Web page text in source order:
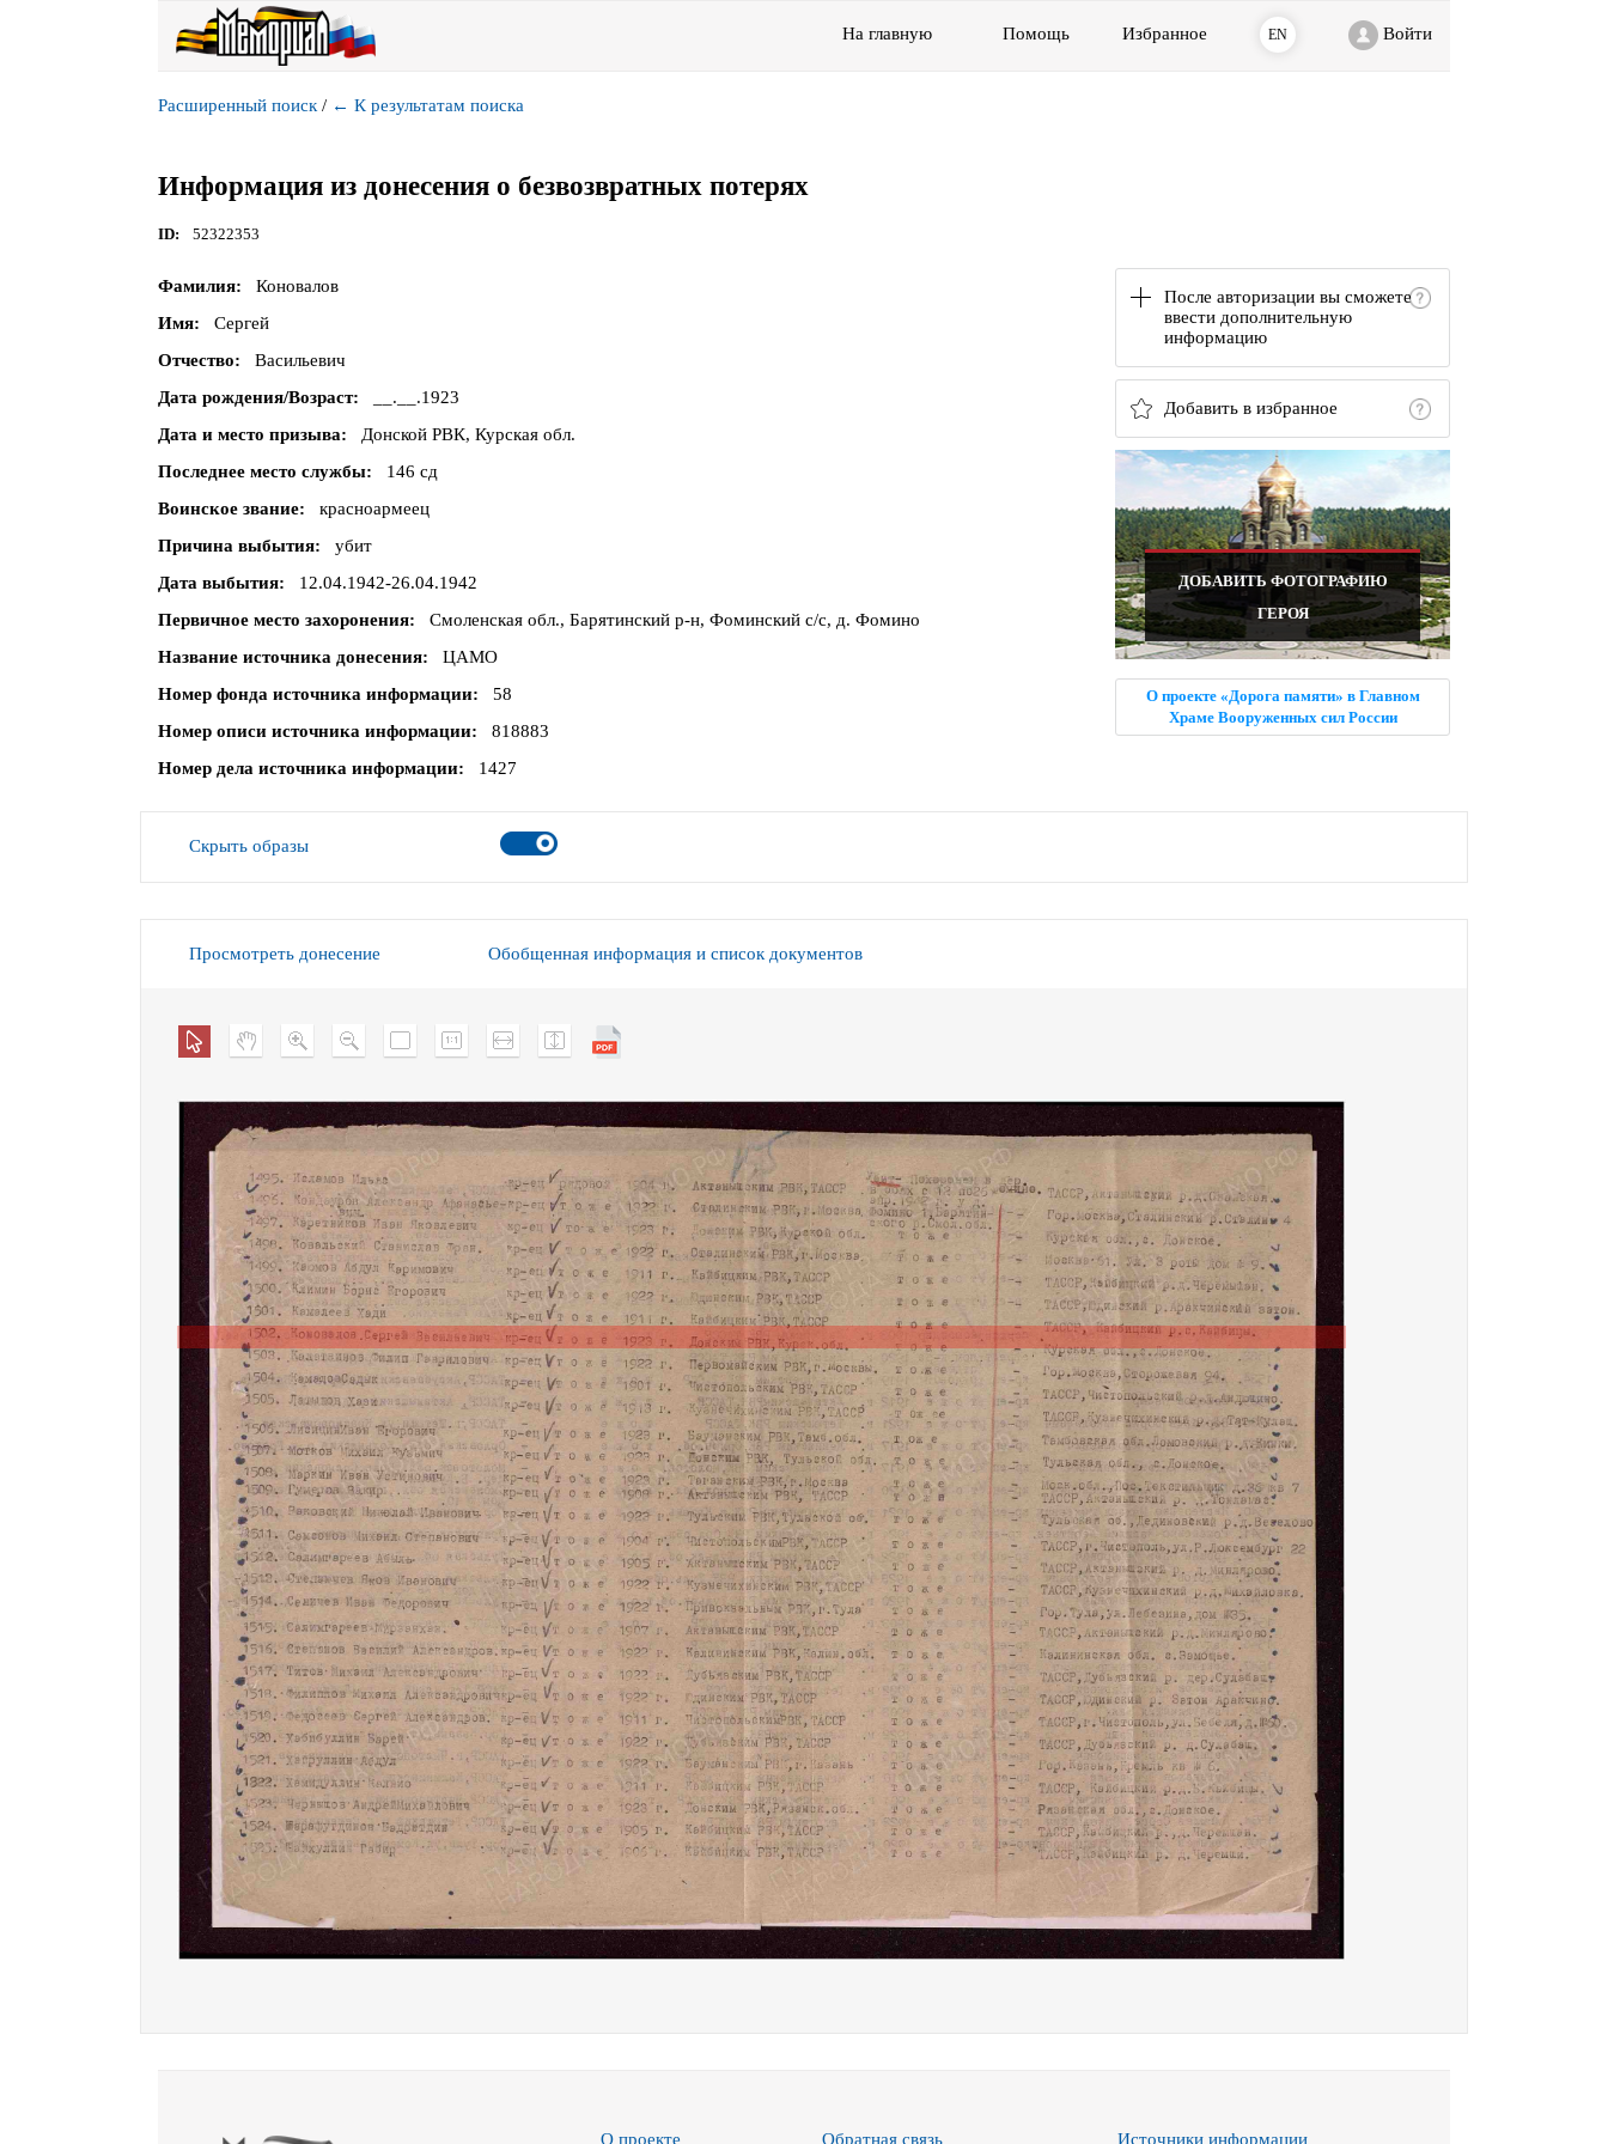
На главную Помощь Избранное EN Войти
Расширенный поиск / ← К результатам поиска
Информация из донесения о безвозвратных потерях
ID 52322353
После авторизации вы сможете
ввести дополнительную
информацию
Добавить в избранное
ДОБАВИТЬ ФОТОГРАФИЮ
ГЕРОЯ
О проекте «Дорога памяти» в Главном
Храме Вооруженных сил России
Фамилия
Коновалов
Имя
Сергей
Отчество
Васильевич
Дата рождения/Возраст
__.__.1923
Дата и место призыва
Донской РВК, Курская обл.
Последнее место службы
146 сд
Воинское звание
красноармеец
Причина выбытия
убит
Дата выбытия
12.04.1942-26.04.1942
Первичное место захоронения
Смоленская обл., Барятинский р-н, Фоминский с/с, д. Фомино
Название источника донесения
ЦАМО
Номер фонда источника информации
58
Номер описи источника информации
818883
Номер дела источника информации
1427
Скрыть образы
Просмотреть донесение Обобщенная информация и список документов
О проекте Обратная связь Источники информации